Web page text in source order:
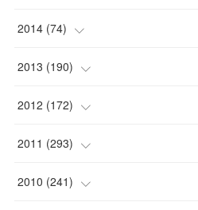
(1)
( 3 )
(1)
(3)
(1)
(5)
(6)
(3)
(4)
(4)
(7)
(6)
(6)
( 12)
2014 (74)
(9)
(14)
(6)
( 1)
2013 (190)
(17)
(22)
(11)
2012 (172)
(12)
(8)
2011 (293)
(32)
2010 (241)